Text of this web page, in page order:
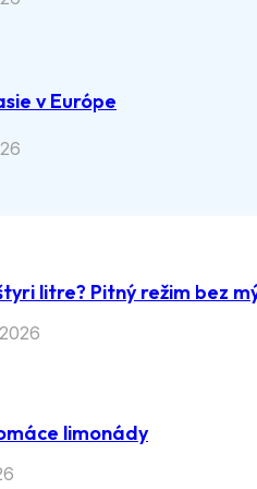
v Európe
litre? Pitný režim bez
limonády